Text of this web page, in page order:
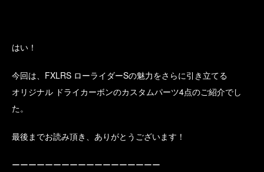
はい！
今回は、FXLRS ローライダーSの魅力をさらに引き立てる
オリジナル ドライカーボンのカスタムパーツ4点のご紹介でし
た。
最後までお読み頂き、ありがとうございます！
ーーーーーーーーーーーーーーーーーー